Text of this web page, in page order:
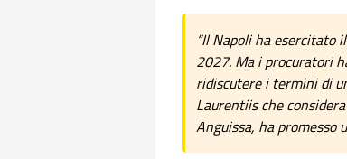
“Il Napoli ha
2027. Ma i procuratori
ridiscutere i termini di
Laurentiis che
Anguissa, ha promesso